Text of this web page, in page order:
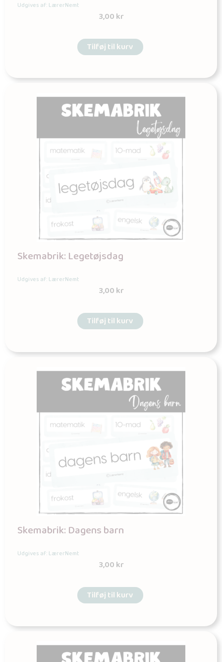
Udgives af: LærerNemt
3,00kr
Tilføj til kurv
Skemabrik: Legetøjsdag
Udgives af: LærerNemt
3,00kr
Tilføj til kurv
Skemabrik: Dagens barn
Udgives af: LærerNemt
3,00kr
Tilføj til kurv